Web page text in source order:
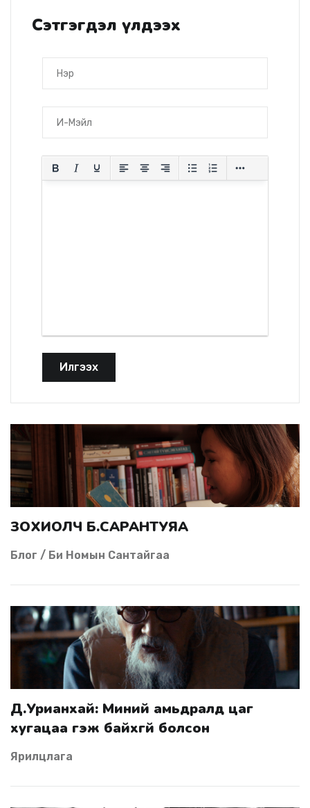
Сэтгэгдэл үлдээх
Илгээх
ЗОХИОЛЧ Б.САРАНТУЯА
Блог / Би Номын Сантайгаа
Д.Урианхай: Миний амьдралд цаг
хугацаа гэж байхгүй болсон
Ярилцлага